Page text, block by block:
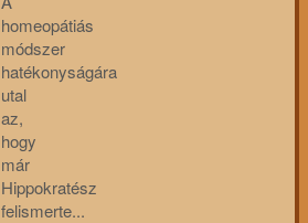
homeopátiás
módszer
hatékonyságára
utal
az,
hogy
már
Hippokratész
felismerte...